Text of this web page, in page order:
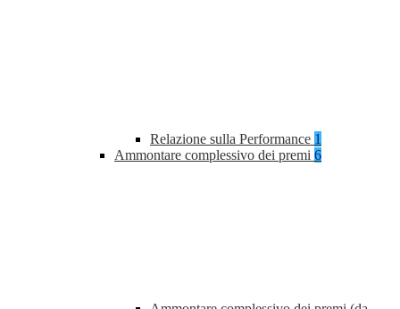
Relazione sulla Performance 1
Ammontare complessivo dei premi 6